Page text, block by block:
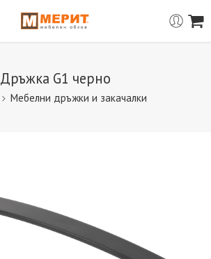
Дръжка G1 черно
Мебелни дръжки и закачалки